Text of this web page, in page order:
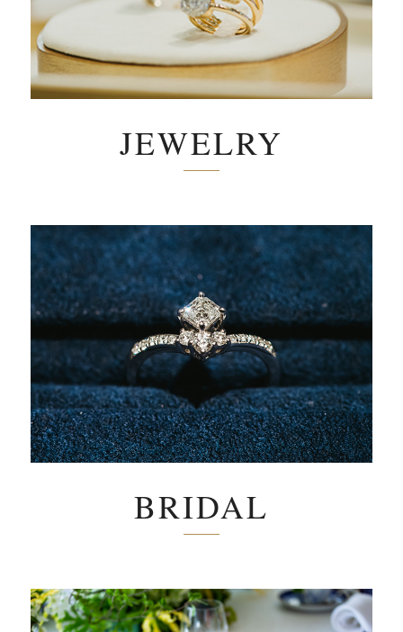
JEWELRY
BRIDAL